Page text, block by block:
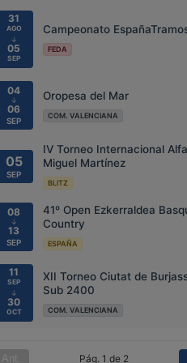
31
AGO
↓
05
SEP
Campeonato
FEDA
04
↓
06
SEP
Oropesa del Mar
COM. VALENCIANA
05
SEP
IV Torneo Internacional
Miguel Martínez
BLITZ
08
↓
13
SEP
41º Open Ezkerraldea
Country
ESPAÑA
11
SEP
↓
30
OCT
XII Torneo Ciutat de
Sub 2400
COM. VALENCIANA
Pág. 1 de 2